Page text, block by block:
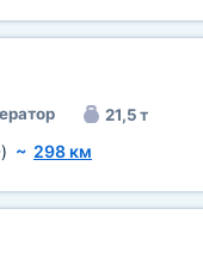
21,5 т
~ 298 км